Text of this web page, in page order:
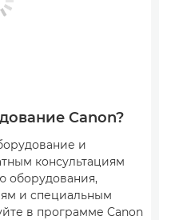
Canon?
и
консультациям
оборудования,
и специальным
в программе Canon